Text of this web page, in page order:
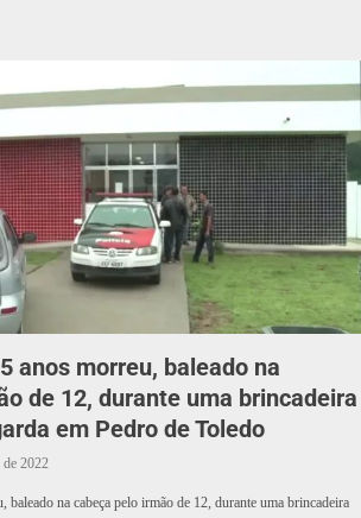
anos morreu, baleado na
de 12, durante uma brincadeira
em Pedro de Toledo
2022
baleado na cabeça pelo irmão de 12, durante uma brincadeira